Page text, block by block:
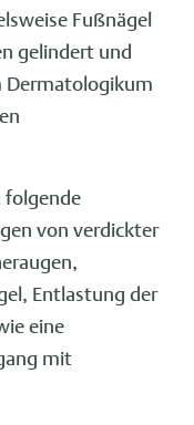
Fußnägel
gelindert und
Dermatologikum
folgende
von verdickter
Entlastung der
eine
mit